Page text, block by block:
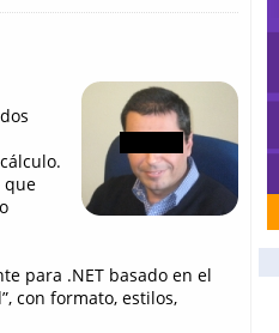
que
para .NET basado en el
con formato, estilos,